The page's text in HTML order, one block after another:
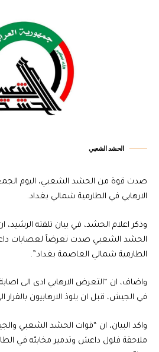
الحشد الشعبي
صدت قوة من الحشد الشعبي، اليوم
الارهابي في الطارمية شمالي بغداد.
الحشد الشعبي صدت تعرضاً لعصابات
الطارمية شمالي العاصمة بغداد”.
واضاف، ان “التعرض الارهابي ادى الى
في الجيش، قبل ان يلوذ الارهابيون
واكد البيان، ان “قوات الحشد الشعبي
ملاحقة فلول داعش وتدمير مخابئه في